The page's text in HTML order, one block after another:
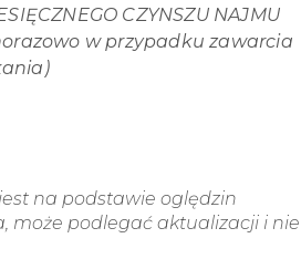
CZYNSZU NAJMU
w przypadku zawarcia
na podstawie oględzin
może podlegać aktualizacji i nie